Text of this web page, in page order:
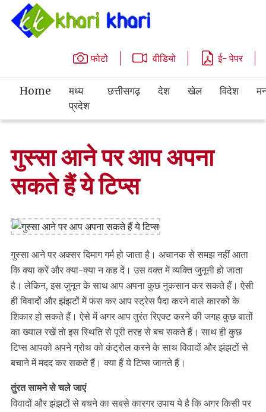
फोटो वीडियो ई- पेपर
Home
मध्य
प्रदेश
छत्तीसगढ़ देश खेल विदेश
गुस्सा आने पर आप अपना
सकते हैं ये टिप्स
गुस्सा आने पर अक्सर दिमाग गर्म हो जाता है। अचानक से समझ नहीं आता
कि क्या करें और क्या-क्या न कह दें। उस वक्त में व्यक्ति जुनूनी हो जाता
है। लेकिन, इस जुनून के साथ आप अपना कुछ नुकसान कर सकते हैं। ऐसी
ही विवादों और झंझटों में फंस कर आप स्ट्रेस पैदा करने वाले कारकों के
शिकार हो सकते हैं। ऐसे में अगर आप तुरंत रिएक्ट करने की जगह कुछ बातों
का ख्याल रखें तो इस स्थिति से पूरी तरह से बच सकते हैं। साथ ही कुछ
टिप्स आपको अपने ग्रोथ को कंट्रोल करने के साथ विवादों और झंझटों से
बचाने में मदद कर सकते हैं। क्या हैं ये टिप्स जानते हैं।
तुंरत सामने से चले जाएं
विवादों और झंझटों से बचने का सबसे कारगर उपाय ये है कि अगर किसी पर